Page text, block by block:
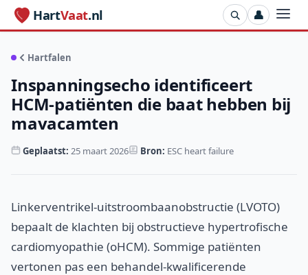
HartVaat.nl 👤
Hartfalen
Inspanningsecho identificeert
HCM-patiënten die baat hebben bij
mavacamten
Geplaatst: 25 maart 2026 Bron: ESC heart failure
Linkerventrikel-uitstroombaanobstructie (LVOTO)
bepaalt de klachten bij obstructieve hypertrofische
cardiomyopathie (oHCM). Sommige patiënten
vertonen pas een behandel-kwalificerende